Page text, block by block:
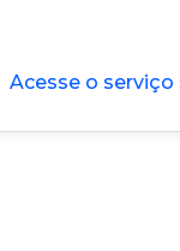
Acesse o serviço